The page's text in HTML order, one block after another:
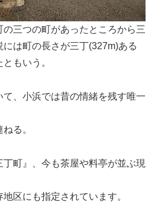
三つの町があったところから三
は町の長さが三丁(327m)ある
もいう。
、小浜では昔の情緒を残す唯一
る。
町』、今も茶屋や料亭が並ぶ現
区にも指定されています。